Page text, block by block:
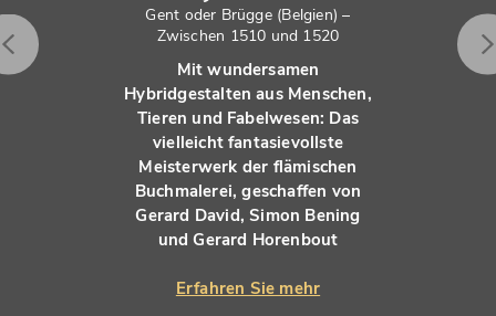
Gent oder Brügge (Belgien) –
Zwischen 1510 und 1520
Mit wundersamen
Hybridgestalten aus Menschen,
Tieren und Fabelwesen: Das
vielleicht fantasievollste
Meisterwerk der flämischen
Buchmalerei, geschaffen von
Gerard David, Simon Bening
und Gerard Horenbout
Erfahren Sie mehr